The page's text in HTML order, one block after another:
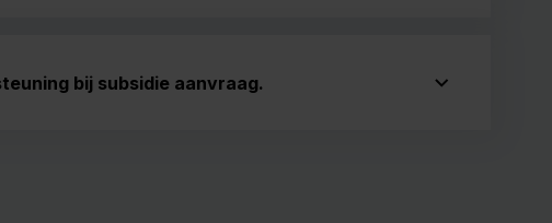
bij subsidie aanvraag.